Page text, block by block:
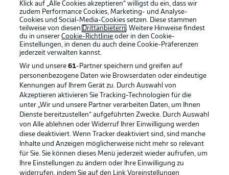
Football as it's meant to be
Offizielle Partner
Klick auf „Alle Cookies akzeptieren“ willigst du ein, dass wir
zudem Performance Cookies, Marketing- und Analyse-
Cookies und Social-Media-Cookies setzen. Diese stammen
teilweise von diesen Drittanbietern. Weitere Hinweise findest
du in unsererCookie-Richtlinie oder in den Cookie-
Einstellungen, in denen du auch deine Cookie-Präferenzen
jederzeit verwalten kannst.
Wir und unsere61-Partner speichern und greifen auf
personenbezogene Daten wie Browserdaten oder eindeutige
Kennungen auf Ihrem Gerät zu. Durch Auswahl von
Akzeptieren aktivieren Sie Tracking-Technologien für die
unter „Wir und unsere Partner verarbeiten Daten, um Ihnen
Dienste bereitzustellen“ aufgeführten Zwecke. Durch Auswahl
von Alle ablehnen oder Widerruf Ihrer Einwilligung werden
diese deaktiviert. Wenn Tracker deaktiviert sind, sind manche
Inhalte und Anzeigen möglicherweise nicht mehr so relevant
für Sie. Sie können dieses Menü jederzeit wieder aufrufen, um
Ihre Einstellungen zu ändern oder Ihre Einwilligung zu
widerrufen, indem Sie auf den Link Voreinstellungen